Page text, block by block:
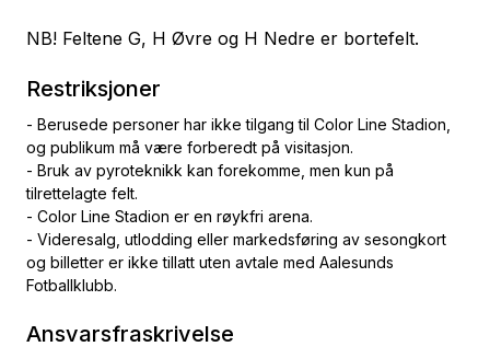
NB! Feltene G, H Øvre og H Nedre er bortefelt.
Restriksjoner
- Berusede personer har ikke tilgang til Color Line Stadion,
og publikum må være forberedt på visitasjon.
- Bruk av pyroteknikk kan forekomme, men kun på
tilrettelagte felt.
- Color Line Stadion er en røykfri arena.
- Videresalg, utlodding eller markedsføring av sesongkort
og billetter er ikke tillatt uten avtale med Aalesunds
Fotballklubb.
Ansvarsfraskrivelse